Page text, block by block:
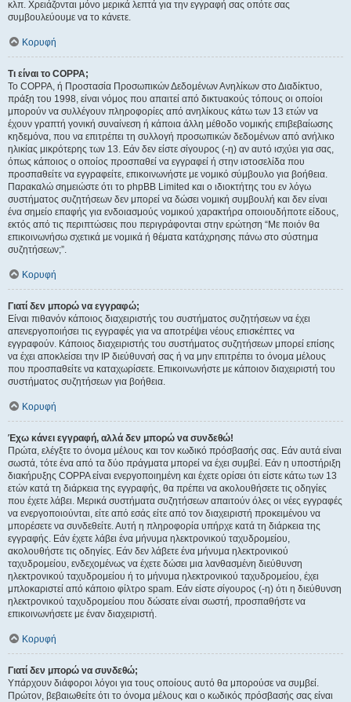
κλπ. Χρειάζονται μόνο μερικά λεπτά για την εγγραφή σας οπότε σας
συμβουλεύουμε να το κάνετε.
Κορυφή
Τι είναι το COPPA;
Το COPPA, ή Προστασία Προσωπικών Δεδομένων Ανηλίκων στο Διαδίκτυο,
πράξη του 1998, είναι νόμος που απαιτεί από δικτυακούς τόπους οι οποίοι
μπορούν να συλλέγουν πληροφορίες από ανηλίκους κάτω των 13 ετών να
έχουν γραπτή γονική συναίνεση ή κάποια άλλη μέθοδο νομικής επιβεβαίωσης
κηδεμόνα, που να επιτρέπει τη συλλογή προσωπικών δεδομένων από ανήλικο
ηλικίας μικρότερης των 13. Εάν δεν είστε σίγουρος (-η) αν αυτό ισχύει για σας,
όπως κάποιος ο οποίος προσπαθεί να εγγραφεί ή στην ιστοσελίδα που
προσπαθείτε να εγγραφείτε, επικοινωνήστε με νομικό σύμβουλο για βοήθεια.
Παρακαλώ σημειώστε ότι το phpBB Limited και ο ιδιοκτήτης του εν λόγω
συστήματος συζητήσεων δεν μπορεί να δώσει νομική συμβουλή και δεν είναι
ένα σημείο επαφής για ενδοιασμούς νομικού χαρακτήρα οποιουδήποτε είδους,
εκτός από τις περιπτώσεις που περιγράφονται στην ερώτηση “Με ποιόν θα
επικοινωνήσω σχετικά με νομικά ή θέματα κατάχρησης πάνω στο σύστημα
συζητήσεων;”.
Κορυφή
Γιατί δεν μπορώ να εγγραφώ;
Είναι πιθανόν κάποιος διαχειριστής του συστήματος συζητήσεων να έχει
απενεργοποιήσει τις εγγραφές για να αποτρέψει νέους επισκέπτες να
εγγραφούν. Κάποιος διαχειριστής του συστήματος συζητήσεων μπορεί επίσης
να έχει αποκλείσει την IP διεύθυνσή σας ή να μην επιτρέπει το όνομα μέλους
που προσπαθείτε να καταχωρίσετε. Επικοινωνήστε με κάποιον διαχειριστή του
συστήματος συζητήσεων για βοήθεια.
Κορυφή
Έχω κάνει εγγραφή, αλλά δεν μπορώ να συνδεθώ!
Πρώτα, ελέγξτε το όνομα μέλους και τον κωδικό πρόσβασής σας. Εάν αυτά είναι
σωστά, τότε ένα από τα δύο πράγματα μπορεί να έχει συμβεί. Εάν η υποστήριξη
διακήρυξης COPPA είναι ενεργοποιημένη και έχετε ορίσει ότι είστε κάτω των 13
ετών κατά τη διάρκεια της εγγραφής, θα πρέπει να ακολουθήσετε τις οδηγίες
που έχετε λάβει. Μερικά συστήματα συζητήσεων απαιτούν όλες οι νέες εγγραφές
να ενεργοποιούνται, είτε από εσάς είτε από τον διαχειριστή προκειμένου να
μπορέσετε να συνδεθείτε. Αυτή η πληροφορία υπήρχε κατά τη διάρκεια της
εγγραφής. Εάν έχετε λάβει ένα μήνυμα ηλεκτρονικού ταχυδρομείου,
ακολουθήστε τις οδηγίες. Εάν δεν λάβετε ένα μήνυμα ηλεκτρονικού
ταχυδρομείου, ενδεχομένως να έχετε δώσει μια λανθασμένη διεύθυνση
ηλεκτρονικού ταχυδρομείου ή το μήνυμα ηλεκτρονικού ταχυδρομείου, έχει
μπλοκαριστεί από κάποιο φίλτρο spam. Εάν είστε σίγουρος (-η) ότι η διεύθυνση
ηλεκτρονικού ταχυδρομείου που δώσατε είναι σωστή, προσπαθήστε να
επικοινωνήσετε με έναν διαχειριστή.
Κορυφή
Γιατί δεν μπορώ να συνδεθώ;
Υπάρχουν διάφοροι λόγοι για τους οποίους αυτό θα μπορούσε να συμβεί.
Πρώτον, βεβαιωθείτε ότι το όνομα μέλους και ο κωδικός πρόσβασής σας είναι